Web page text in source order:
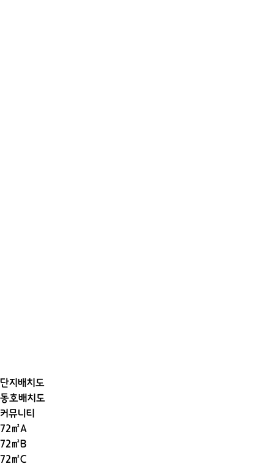
단지배치도
동호배치도
커뮤니티
72㎡A
72㎡B
72㎡C